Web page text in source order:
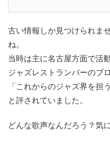
古い情報しか見つけられま
ね。
当時は主に名古屋方面で活
ジャズレストランバーのブ
「これからのジャズ界を担う
と評されていました。
どんな歌声なんだろう？気